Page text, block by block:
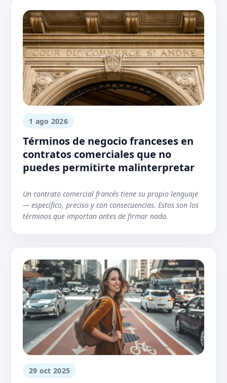
1 ago 2026
Términos de negocio franceses en
contratos comerciales que no
puedes permitirte malinterpretar
Un contrato comercial francés tiene su propio lenguaje
— específico, preciso y con consecuencias. Estos son los
términos que importan antes de firmar nada.
29 oct 2025